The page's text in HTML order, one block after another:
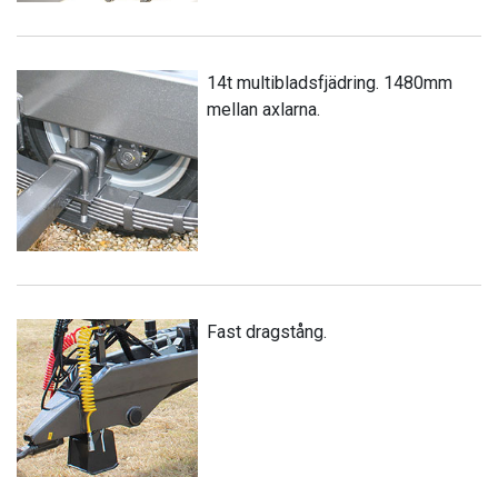
14t multibladsfjädring. 1480mm
mellan axlarna.
Fast dragstång.